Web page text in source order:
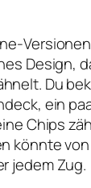
Design,
Du
ein
Chips
könnte
jedem Zug.